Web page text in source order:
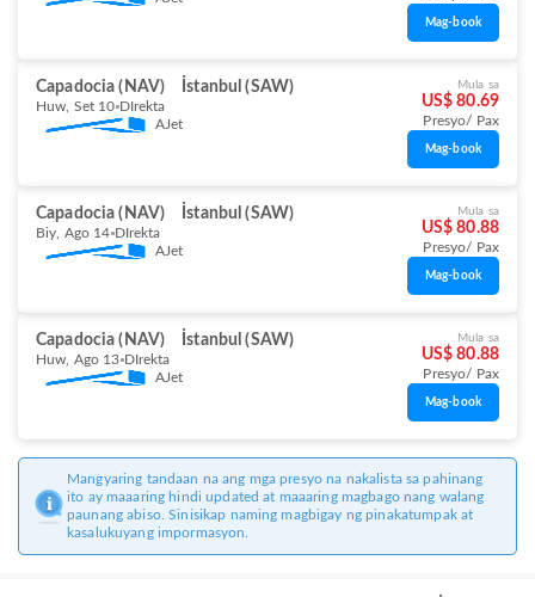
Mag-book
Capadocia (NAV) İstanbul (SAW)
Huw, Set 10 DIrekta
AJet
Mula sa
US$ 80.69
Presyo/ Pax
Mag-book
Capadocia (NAV) İstanbul (SAW)
Biy, Ago 14 DIrekta
AJet
Mula sa
US$ 80.88
Presyo/ Pax
Mag-book
Capadocia (NAV) İstanbul (SAW)
Huw, Ago 13 DIrekta
AJet
Mula sa
US$ 80.88
Presyo/ Pax
Mag-book
Mangyaring tandaan na ang mga presyo na nakalista sa pahinang
ito ay maaaring hindi updated at maaaring magbago nang walang
paunang abiso. Sinisikap naming magbigay ng pinakatumpak at
kasalukuyang impormasyon.